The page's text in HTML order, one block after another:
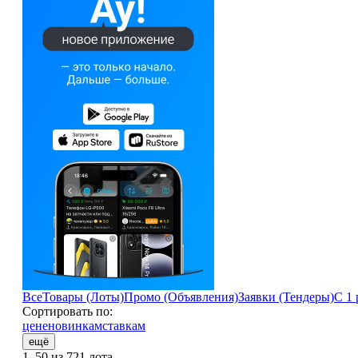
ВсеТовары (Лоты)Промо (Объявления)Заявки (Тендеры)С 1
Сортировать по:
цененовинкамставкам
ещё